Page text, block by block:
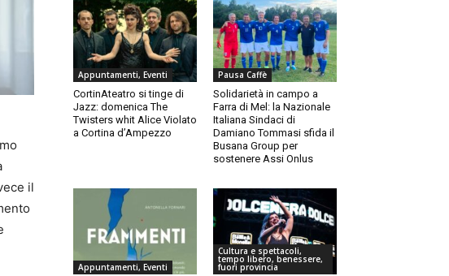
il
Appuntamenti, Eventi
CortinAteatro si tinge di
Jazz: domenica The
Twisters whit Alice Violato
a Cortina d’Ampezzo
Pausa Caffè
Solidarietà in campo a
Farra di Mel: la Nazionale
Italiana Sindaci di
Damiano Tommasi sfida il
Busana Group per
sostenere Assi Onlus
Appuntamenti, Eventi
Cultura e spettacoli,
tempo libero, benessere,
fuori provincia